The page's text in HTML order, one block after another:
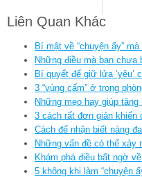
Liên Quan Khác
Bí mật về “chuyện ấy”
Những điều mà bạn chưa
Bí quyết để giữ lửa ‘yêu’
3 “vùng cấm” ở trong
Những mẹo hay giúp tăng
3 cách rất đơn giản khiến
Cách để nhận biết nàng
Những vấn đề có thể xảy
Khám phá điều bất ngờ
5 không khi làm “chuyện